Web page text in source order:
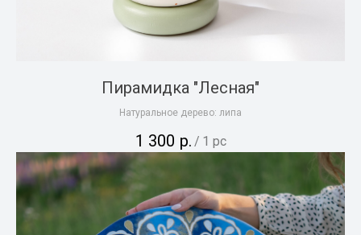
Пирамидка "Лесная"
Натуральное дерево: липа
1 300 р. / 1 pc